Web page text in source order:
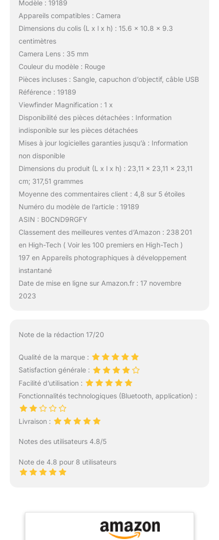
Modèle : 19189
Appareils compatibles : Camera
Dimensions du colis (L x l x h) : 15.6 x 10.8 x 9.3
centimètres
Camera Lens : 35 mm
Couleur du modèle : Rouge
Pièces incluses : Sangle, capuchon d’objectif, câble USB
Référence : 19189
Viewfinder Magnification : 1 x
Disponibilité des pièces détachées : Information
indisponible sur les pièces détachées
Mises à jour logicielles garanties jusqu’à : Information
non disponible
Dimensions du produit (L x l x h) : 23,11 x 23,11 x 23,11
cm; 317,51 grammes
Moyenne des commentaires client : 4,8 sur 5 étoiles
Numéro du modèle de l’article : 19189
ASIN : B0CND9RGFY
Classement des meilleures ventes d’Amazon : 238 201
en High-Tech ( Voir les 100 premiers en High-Tech )
197 en Appareils photographiques à développement
instantané
Date de mise en ligne sur Amazon.fr : 17 novembre
2023
Note de la rédaction 17/20
Qualité de la marque :
Satisfaction générale :
Facilité d’utilisation :
Fonctionnalités technologiques (Bluetooth, application) :
Livraison :
Notes des utilisateurs 4.8/5
Note de 4.8 pour 8 utilisateurs